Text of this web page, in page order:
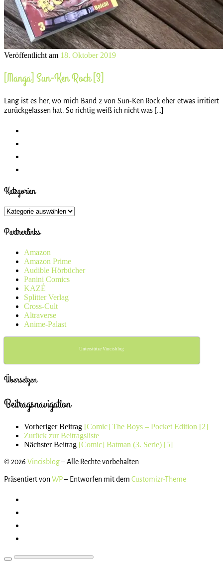
Veröffentlicht am 18. Oktober 2019
[Manga] Sun-Ken Rock [3]
Lang ist es her, wo mich Band 2 von Sun-Ken Rock eher etwas irritiert
zurückgelassen hat. So richtig weiß ich nicht was […]
Kategorien
Kategorien
Partnerlinks
Amazon
Amazon Prime
Audible Hörbücher
Panini Comics
KAZÉ
Splitter Verlag
Cross-Cult
Altraverse
Anime-Palast
Unterstütze Vincisblog
Übersetzen
Beitragsnavigation
Vorheriger Beitrag [Comic] The Boys – Pocket Edition [2]
Zurück zur Beitragsliste
Nächster Beitrag [Comic] Batman (3. Serie) [5]
© 2026 Vincisblog– Alle Rechte vorbehalten
Präsentiert vonWP– Entworfen mit dem Customizr-Theme